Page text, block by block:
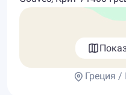
Греция /